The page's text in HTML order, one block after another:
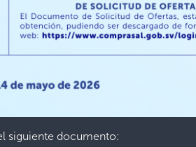
siguiente documento: